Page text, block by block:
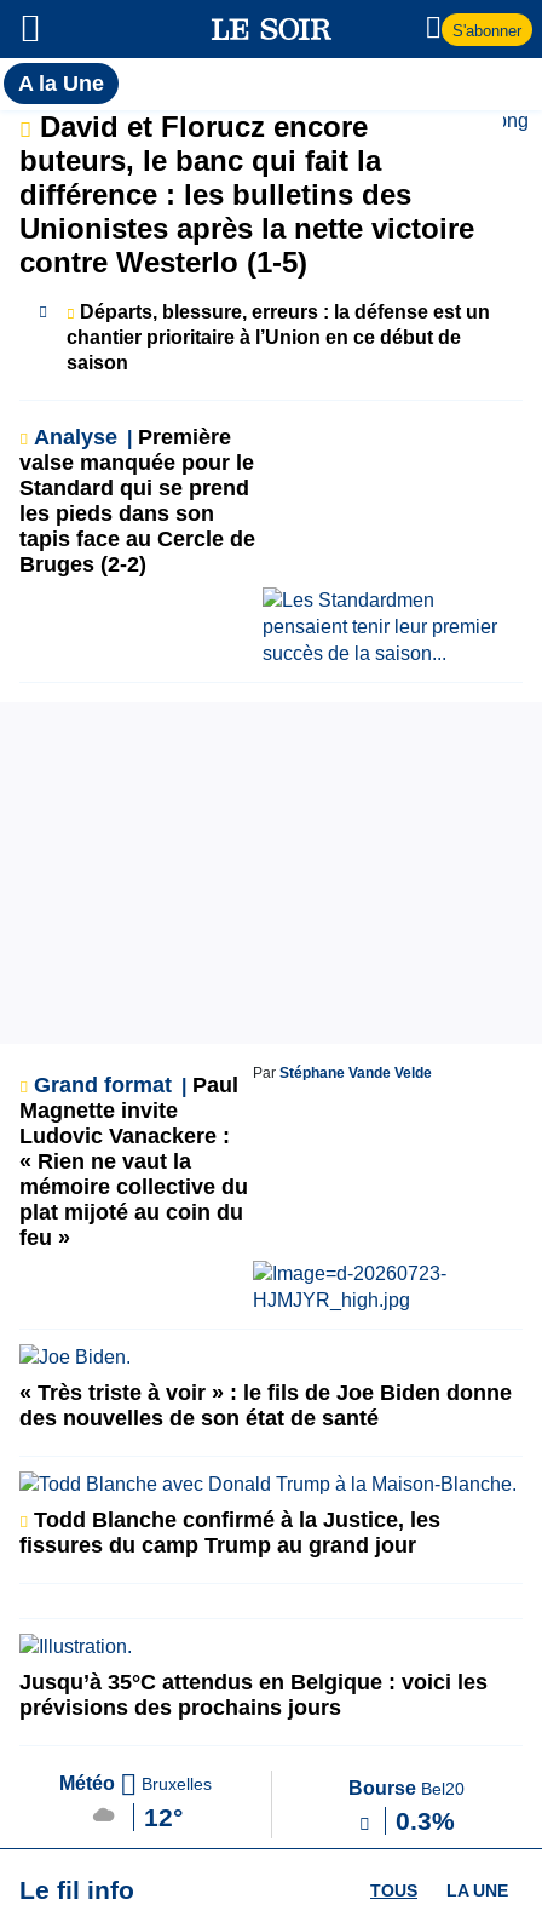
S'abonner
A la UneToutes
l'actualité
du Soir
A
la
Une
David et Florucz encore
buteurs, le banc qui fait la
différence : les bulletins des
Unionistes après la nette victoire
contre Westerlo (1-5)
Départs, blessure, erreurs : la défense est un
chantier prioritaire à l’Union en ce début de
saison
Analyse
Première
valse manquée pour le
Standard qui se prend
les pieds dans son
tapis face au Cercle de
Bruges (2-2)
Grand format
Paul
Magnette invite
Ludovic Vanackere :
« Rien ne vaut la
mémoire collective du
plat mijoté au coin du
feu »
Par Stéphane Vande Velde
« Très triste à voir » : le fils de Joe Biden donne
des nouvelles de son état de santé
Todd Blanche confirmé à la Justice, les
fissures du camp Trump au grand jour
Jusqu’à 35°C attendus en Belgique : voici les
prévisions des prochains jours
Météo Bruxelles
12°
Bourse Bel20
0.3%
Le fil info LA UNE
TOUS